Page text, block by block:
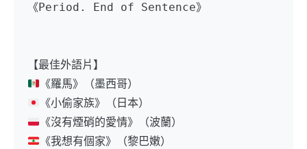
《Period. End of Sentence》
【最佳外語片】
《羅馬》（墨西哥）
《小偷家族》（日本）
《沒有煙硝的愛情》（波蘭）
《我想有個家》（黎巴嫩）